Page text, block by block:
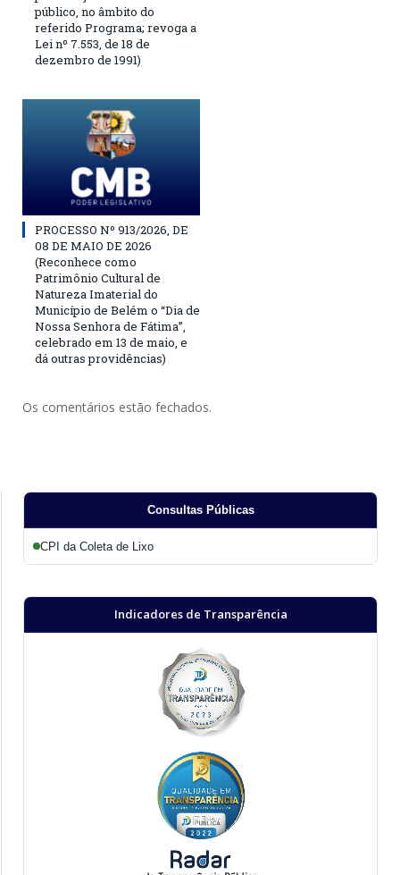
público, no âmbito do
referido Programa; revoga a
Lei nº 7.553, de 18 de
dezembro de 1991)
PROCESSO Nº 913/2026, DE
08 DE MAIO DE 2026
(Reconhece como
Patrimônio Cultural de
Natureza Imaterial do
Município de Belém o “Dia de
Nossa Senhora de Fátima”,
celebrado em 13 de maio, e
dá outras providências)
Os comentários estão fechados.
Consultas Públicas
CPI da Coleta de Lixo
Indicadores de Transparência